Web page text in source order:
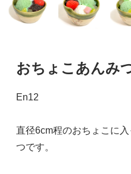
おちょこあんみ
En12
直径6cm程のおちょこに
つです。